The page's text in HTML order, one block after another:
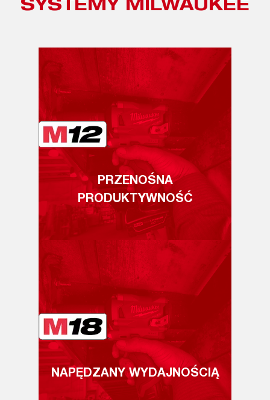
SYSTEMY MILWAUKEE
PRZENOŚNA
PRODUKTYWNOŚĆ
NAPĘDZANY WYDAJNOŚCIĄ